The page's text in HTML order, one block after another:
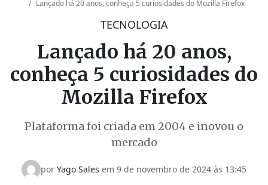
Lançado há 20 anos, conheça 5 curiosidades do Mozilla Firefox
TECNOLOGIA
Lançado há 20 anos,
conheça 5 curiosidades do
Mozilla Firefox
Plataforma foi criada em 2004 e inovou o
mercado
por Yago Sales em 9 de novembro de 2024 às 13:45